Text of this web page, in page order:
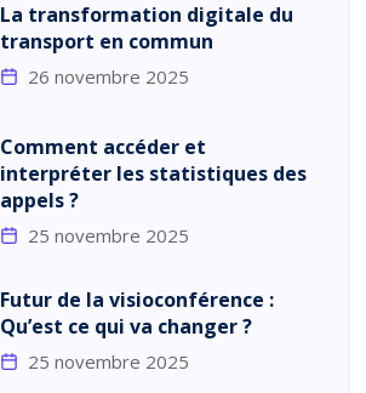
La transformation digitale du
transport en commun
26 novembre 2025
Comment accéder et
interpréter les statistiques des
appels ?
25 novembre 2025
Futur de la visioconférence :
Qu’est ce qui va changer ?
25 novembre 2025